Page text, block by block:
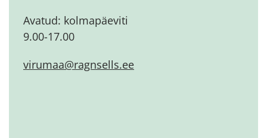
Avatud: kolmapäeviti
9.00-17.00
virumaa@ragnsells.ee